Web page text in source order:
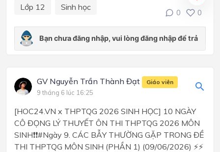
Lớp 12 Sinh học
0 0
GV Nguyễn Trần Thành Đạt Giáo viên
9 tháng 6 lúc 16:25
[HOC24.VN x THPTQG 2026 SINH HỌC] 10 NGÀY
CÔ ĐỌNG LÝ THUYẾT ÔN THI THPTQG 2026 MÔN
SINH❗❗#Ngày 9. CÁC BẪY THƯỜNG GẶP TRONG ĐỀ
THI THPTQG MÔN SINH (PHẦN 1) (09/06/2026) ⚡⚡